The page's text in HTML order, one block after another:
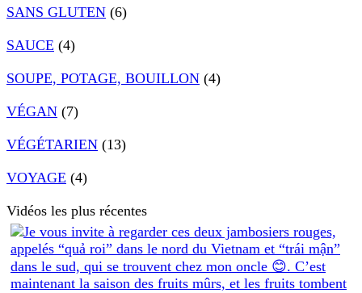
SANS GLUTEN (6)
SAUCE (4)
SOUPE, POTAGE, BOUILLON (4)
VÉGAN (7)
VÉGÉTARIEN (13)
VOYAGE (4)
Vidéos les plus récentes